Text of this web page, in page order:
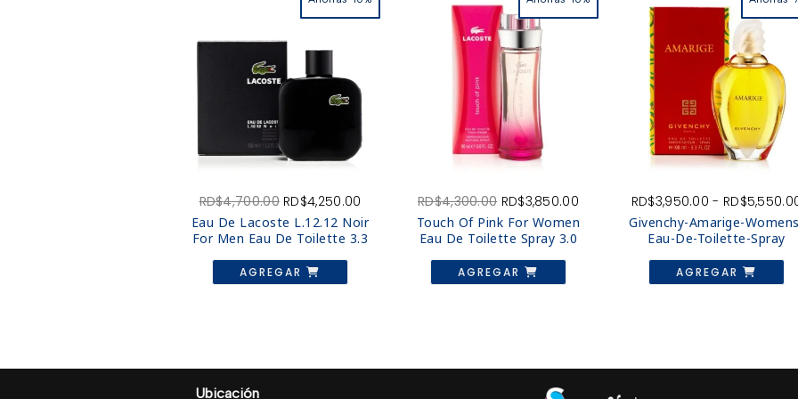
RD$4,700.00 El
precio
original
era:
RD$4,700.00.
RD$4,250.00
precio
actual
es:
RD$4,250.00.
Eau De Lacoste L.12.12 Noir
For Men Eau De Toilette 3.3
AGREGAR
RD$4,300.00 El
precio
original
era:
RD$4,300.00.
RD$3,850.00El
precio
actual
RD$3,850.00.
Touch Of Pink For Women
Eau De Toilette Spray 3.0
AGREGAR
RD$3,950.00 - RD$
Givenchy-Amarige-
Eau-De-Toilette-Spray
AGREGAR
Ubicación